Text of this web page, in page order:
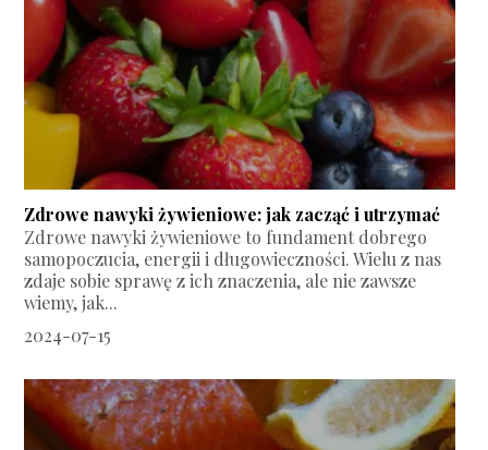
Zdrowe nawyki żywieniowe: jak zacząć i utrzymać
Zdrowe nawyki żywieniowe to fundament dobrego
samopoczucia, energii i długowieczności. Wielu z nas
zdaje sobie sprawę z ich znaczenia, ale nie zawsze
wiemy, jak...
2024-07-15